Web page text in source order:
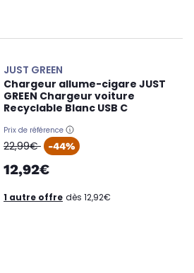
JUST GREEN
Chargeur allume-cigare JUST
GREEN Chargeur voiture
Recyclable Blanc USB C
Prix de référence
oldPrice
22,99€ -44%
12,92€
1 autre offre dès 12,92€